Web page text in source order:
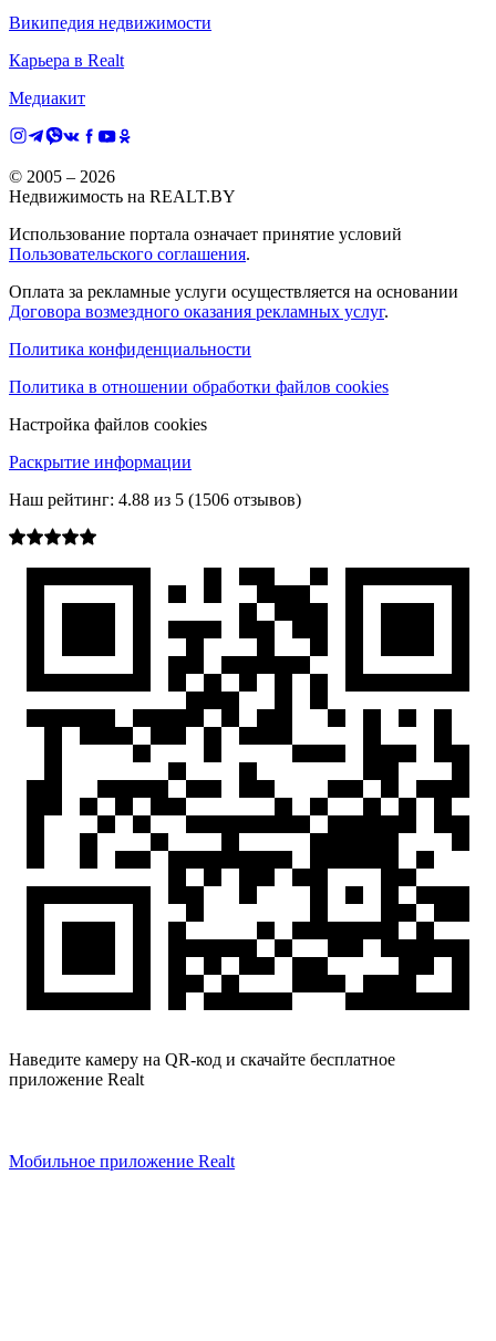
Википедия недвижимости
Карьера в Realt
Медиакит
© 2005 – 2026
Недвижимость на REALT.BY
Использование портала означает принятие условий
Пользовательского соглашения.
Оплата за рекламные услуги осуществляется на основании
Договора возмездного оказания рекламных услуг.
Политика конфиденциальности
Политика в отношении обработки файлов cookies
Настройка файлов cookies
Раскрытие информации
Наш рейтинг: 4.88 из 5 (1506 отзывов)
Наведите камеру на QR-код и скачайте бесплатное
приложение Realt
Мобильное приложение Realt